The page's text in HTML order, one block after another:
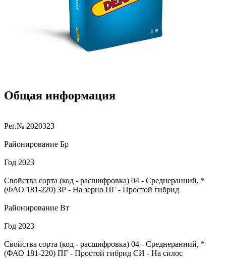
Общая информация
Рег.№ 2020323
Районирование Бр
Год 2023
Свойства сорта (код - расшифровка) 04 - Среднеранний, *
(ФАО 181-220) ЗР - На зерно ПГ - Простой гибрид
Районирование Вт
Год 2023
Свойства сорта (код - расшифровка) 04 - Среднеранний, *
(ФАО 181-220) ПГ - Простой гибрид СИ - На силос